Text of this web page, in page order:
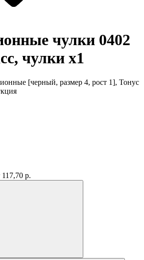
чулки 0402
чулки x1
[черный, размер 4, рост 1], Тонус
117,70 р.